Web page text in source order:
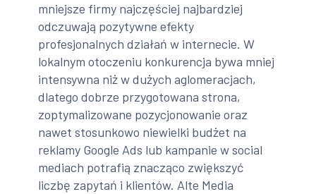
mniejsze firmy najczęściej najbardziej
odczuwają pozytywne efekty
profesjonalnych działań w internecie. W
lokalnym otoczeniu konkurencja bywa mniej
intensywna niż w dużych aglomeracjach,
dlatego dobrze przygotowana strona,
zoptymalizowane pozycjonowanie oraz
nawet stosunkowo niewielki budżet na
reklamy Google Ads lub kampanie w social
mediach potrafią znacząco zwiększyć
liczbę zapytań i klientów. Alte Media